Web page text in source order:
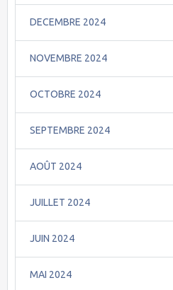
DECEMBRE 2024
NOVEMBRE 2024
OCTOBRE 2024
SEPTEMBRE 2024
AOÛT 2024
JUILLET 2024
JUIN 2024
MAI 2024